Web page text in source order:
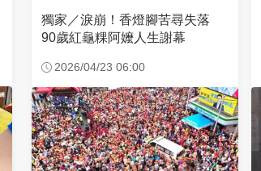
獨家／淚崩！香燈腳苦尋失落
90歲紅龜粿阿嬤人生謝幕
2026/04/23 06:00